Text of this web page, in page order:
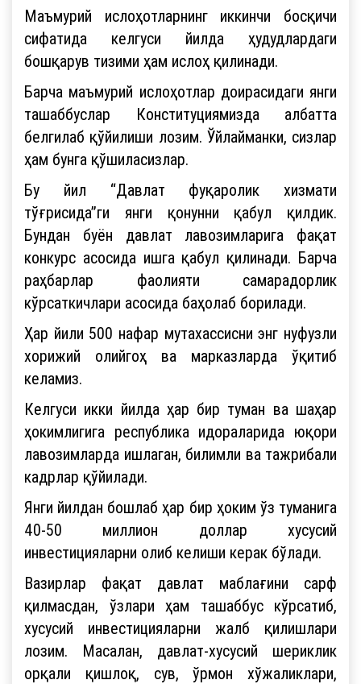
Маъмурий ислоҳотларнинг иккинчи босқичи
сифатида келгуси йилда ҳудудлардаги
бошқарув тизими ҳам ислоҳ қилинади.
Барча маъмурий ислоҳотлар доирасидаги янги
ташаббуслар Конституциямизда албатта
белгилаб қўйилиши лозим. Ўйлайманки, сизлар
ҳам бунга қўшиласизлар.
Бу йил “Давлат фуқаролик хизмати
тўғрисида”ги янги қонунни қабул қилдик.
Бундан буён давлат лавозимларига фақат
конкурс асосида ишга қабул қилинади. Барча
раҳбарлар фаолияти самарадорлик
кўрсаткичлари асосида баҳолаб борилади.
Ҳар йили 500 нафар мутахассисни энг нуфузли
хорижий олийгоҳ ва марказларда ўқитиб
келамиз.
Келгуси икки йилда ҳар бир туман ва шаҳар
ҳокимлигига республика идораларида юқори
лавозимларда ишлаган, билимли ва тажрибали
кадрлар қўйилади.
Янги йилдан бошлаб ҳар бир ҳоким ўз туманига
40-50 миллион доллар хусусий
инвестицияларни олиб келиши керак бўлади.
Вазирлар фақат давлат маблағини сарф
қилмасдан, ўзлари ҳам ташаббус кўрсатиб,
хусусий инвестицияларни жалб қилишлари
лозим. Масалан, давлат-хусусий шериклик
орқали қишлоқ, сув, ўрмон хўжаликлари,